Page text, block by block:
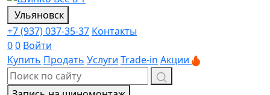
Ульяновск
+7 (937) 037-35-37 Контакты
00 Войти
Купить Продать Услуги Trade-in Акции